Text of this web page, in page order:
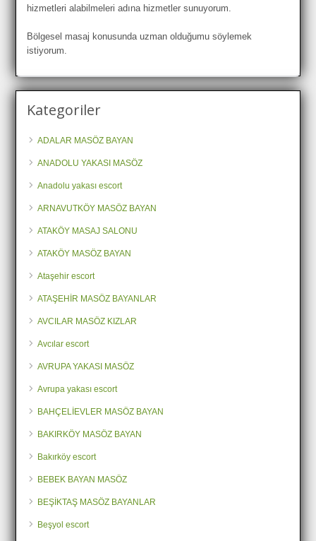
hizmetleri alabilmeleri adına hizmetler sunuyorum.
Bölgesel masaj konusunda uzman olduğumu söylemek
istiyorum.
Kategoriler
ADALAR MASÖZ BAYAN
ANADOLU YAKASI MASÖZ
Anadolu yakası escort
ARNAVUTKÖY MASÖZ BAYAN
ATAKÖY MASAJ SALONU
ATAKÖY MASÖZ BAYAN
Ataşehir escort
ATAŞEHİR MASÖZ BAYANLAR
AVCILAR MASÖZ KIZLAR
Avcılar escort
AVRUPA YAKASI MASÖZ
Avrupa yakası escort
BAHÇELİEVLER MASÖZ BAYAN
BAKIRKÖY MASÖZ BAYAN
Bakırköy escort
BEBEK BAYAN MASÖZ
BEŞİKTAŞ MASÖZ BAYANLAR
Beşyol escort